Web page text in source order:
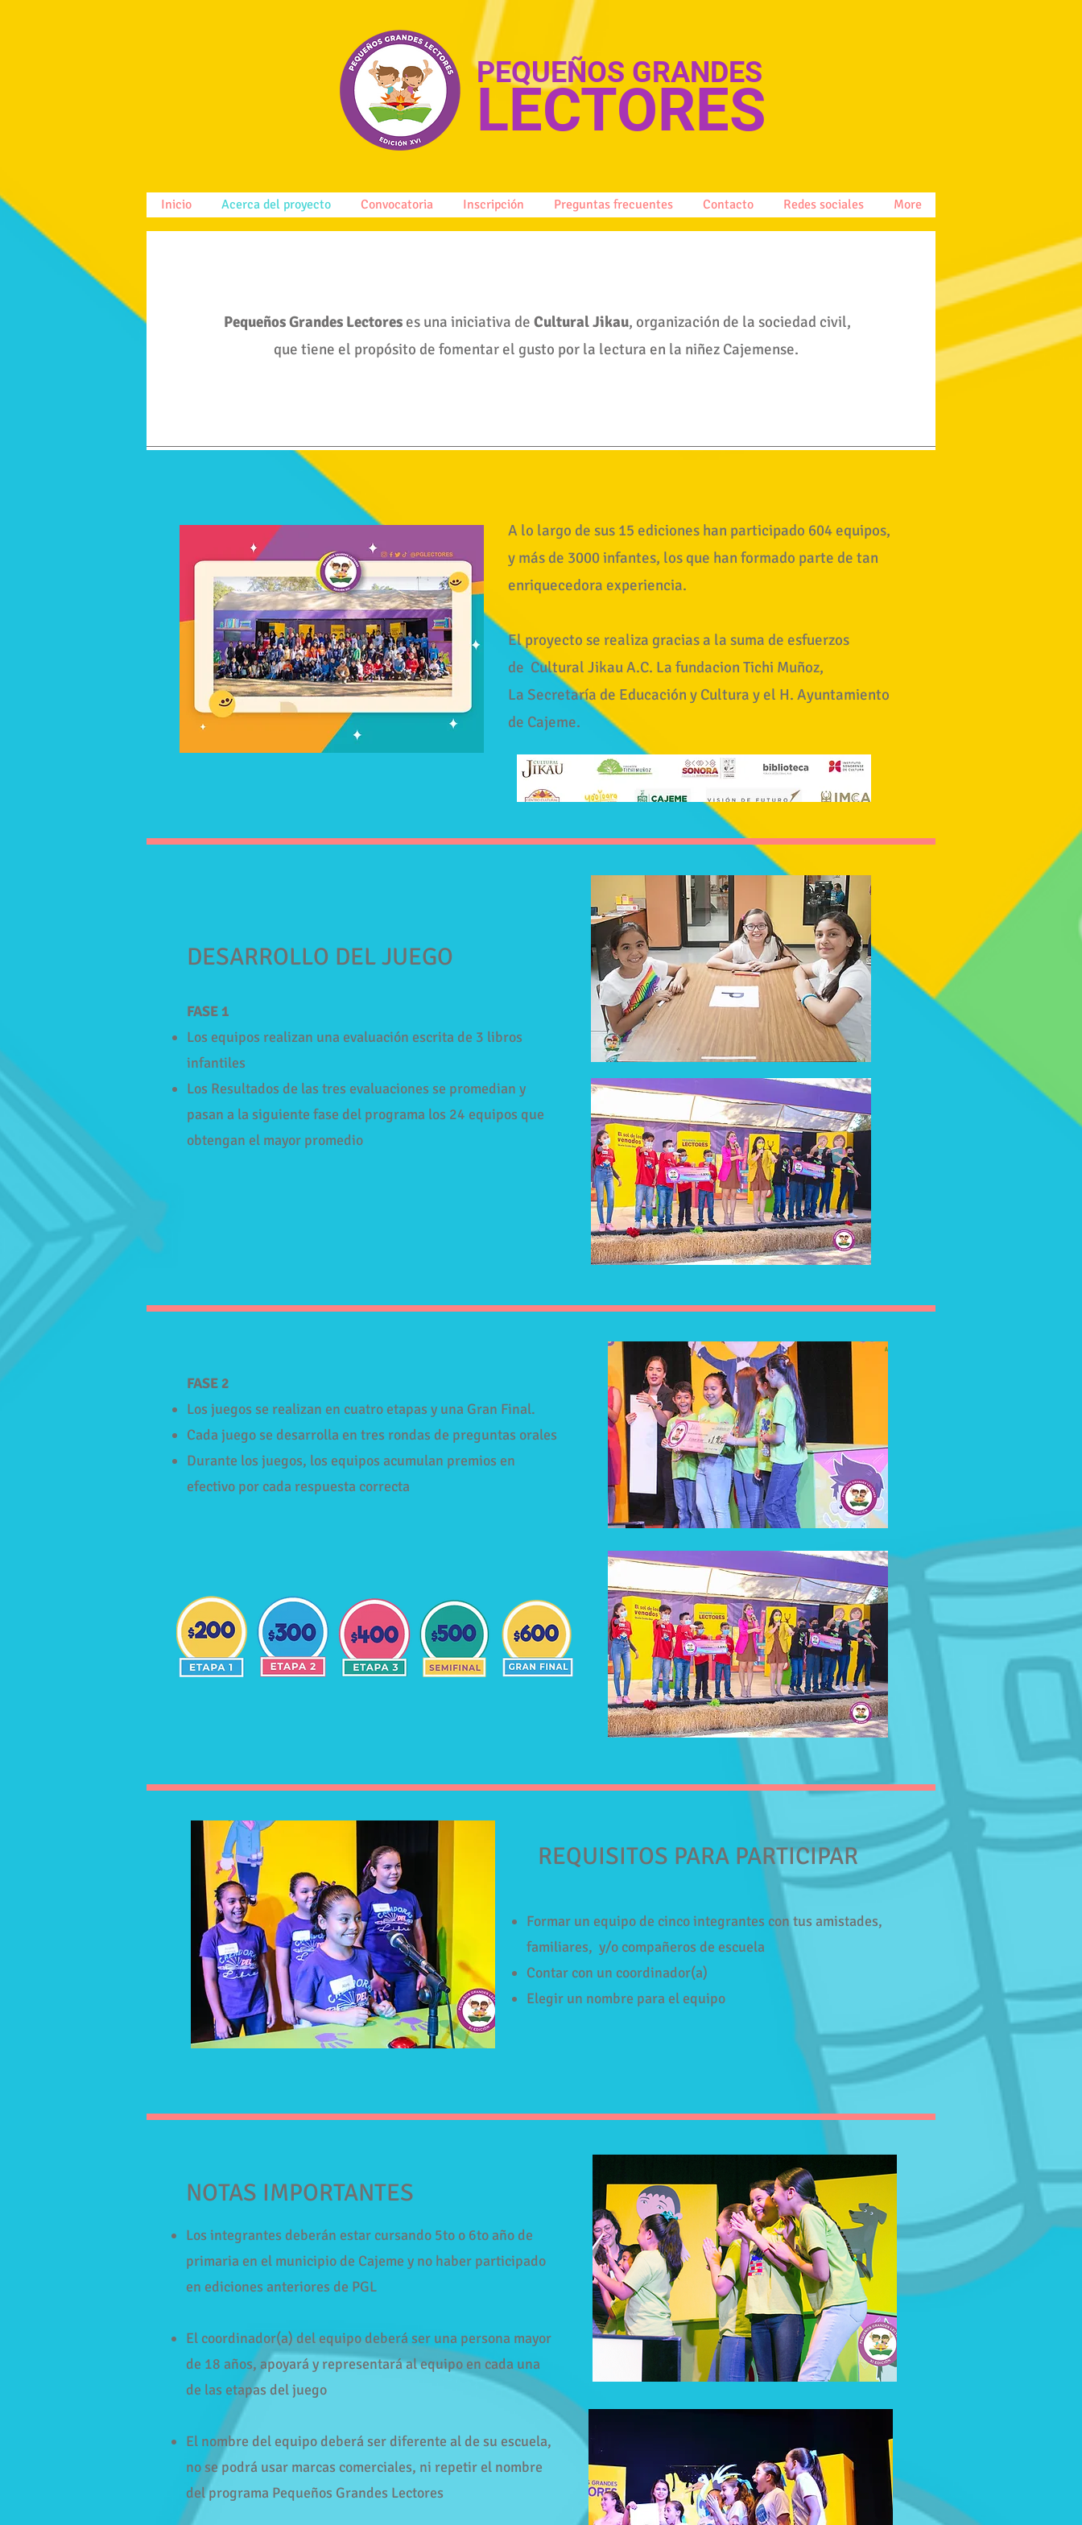
PEQUEÑOS GRANDES
LECTORES
Inicio Acerca del proyecto Convocatoria Inscripción Preguntas frecuentes Contacto Redes sociales More
Pequeños Grandes Lectores es una iniciativa de Cultural Jikau, organización de la sociedad civil,
que tiene el propósito de fomentar el gusto por la lectura en la niñez Cajemense.
A lo largo de sus 15 ediciones han participado 604 equipos,
y más de 3000 infantes, los que han formado parte de tan
enriquecedora experiencia.
El proyecto se realiza gracias a la suma de esfuerzos
de Cultural Jikau A.C. La fundacion Tichi Muñoz,
La Secretaría de Educación y Cultura y el H. Ayuntamiento
de Cajeme.
DESARROLLO DEL JUEGO
FASE 1
Los equipos realizan una evaluación escrita de 3 libros
infantiles
Los Resultados de las tres evaluaciones se promedian y
pasan a la siguiente fase del programa los 24 equipos que
obtengan el mayor promedio
​FASE 2
Los juegos se realizan en cuatro etapas y una Gran Final.
Cada juego se desarrolla en tres rondas de preguntas orales
Durante los juegos, los equipos acumulan premios en
efectivo por cada respuesta correcta
REQUISITOS PARA PARTICIPAR
Formar un equipo de cinco integrantes con tus amistades,
familiares, y/o compañeros de escuela
Contar con un coordinador(a)
Elegir un nombre para el equipo
NOTAS IMPORTANTES
Los integrantes deberán estar cursando 5to o 6to año de
primaria en el municipio de Cajeme y no haber participado
en ediciones anteriores de PGL
El coordinador(a) del equipo deberá ser una persona mayor
de 18 años, apoyará y representará al equipo en cada una
de las etapas del juego
El nombre del equipo deberá ser diferente al de su escuela,
no se podrá usar marcas comerciales, ni repetir el nombre
del programa Pequeños Grandes Lectores